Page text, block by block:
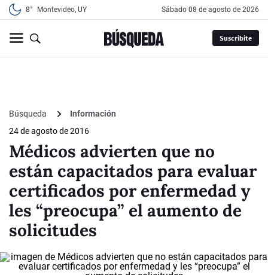
8° Montevideo, UY sábado 08 de agosto de 2026
Suscribite
Búsqueda
Información
24 de agosto de 2016
Médicos advierten que no
están capacitados para evaluar
certificados por enfermedad y
les “preocupa” el aumento de
solicitudes